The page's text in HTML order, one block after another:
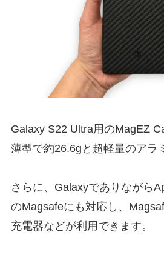
Galaxy S22 Ultra用のMagEZ
薄型で約26.6gと超軽量のアラ
さらに、Galaxyでありながら
のMagsafeにも対応し、
充電器などが利用できます。